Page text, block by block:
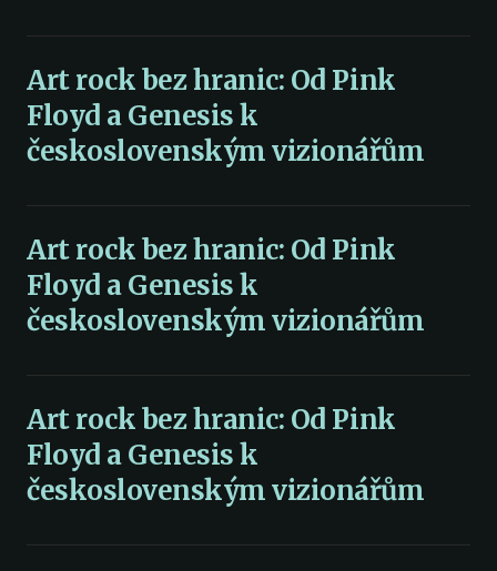
Art rock bez hranic: Od Pink
Floyd a Genesis k
československým vizionářům
Art rock bez hranic: Od Pink
Floyd a Genesis k
československým vizionářům
Art rock bez hranic: Od Pink
Floyd a Genesis k
československým vizionářům